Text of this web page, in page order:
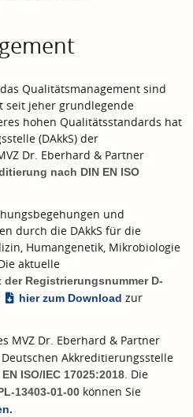
Qualitätsmanagement sind
seit jeher grundlegende
hohen Qualitätsstandards hat
(DAkkS) der
Dr. Eberhard & Partner
nach DIN EN ISO
und
durch die DAkkS für die
Humangenetik, Mikrobiologie
aktuelle
Registrierungsnummer D-
hier zum Download zur
MVZ Dr. Eberhard & Partner
Akkreditierungsstelle
EN ISO/IEC 17025:2018 . Die
13403-01-00 können Sie